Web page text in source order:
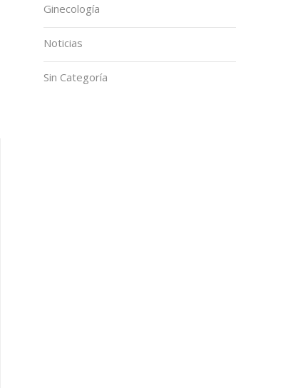
Ginecología
Noticias
Sin Categoría